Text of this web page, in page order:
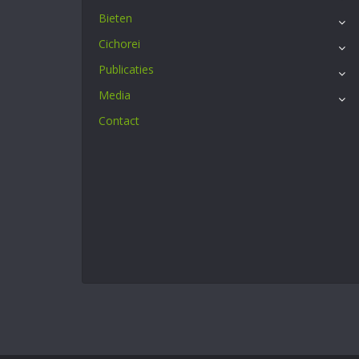
Bieten
Cichorei
Publicaties
Media
Contact